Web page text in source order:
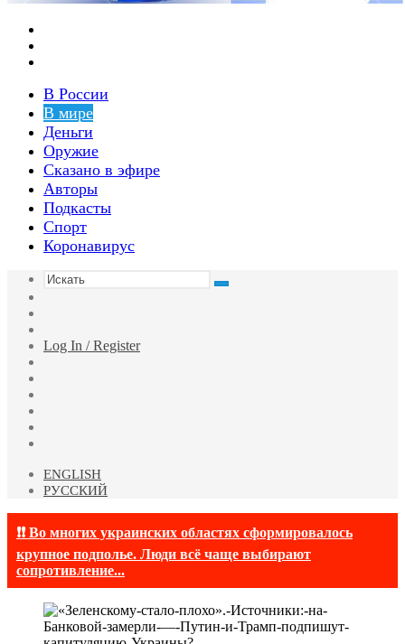
В России
В мире
Деньги
Оружие
Сказано в эфире
Авторы
Подкасты
Спорт
Коронавирус
Искать
статья
Log In / Register
ENGLISH
РУССКИЙ
❗❗ Во многих украинских областях сформировалось
крупное подполье. Люди всё чаще выбирают
сопротивление...